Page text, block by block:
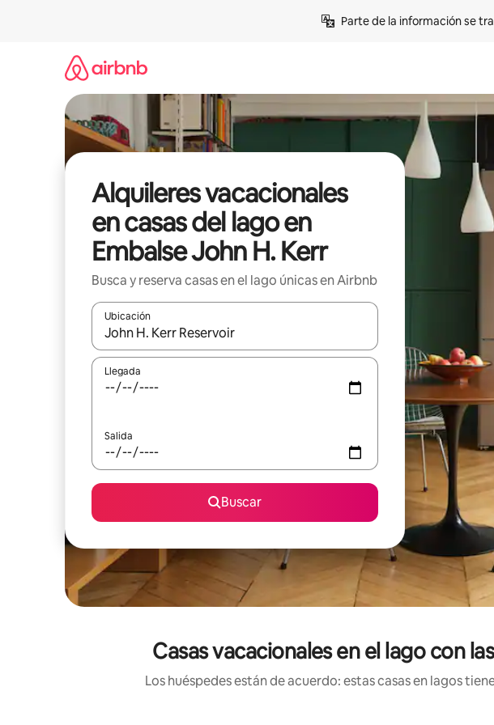
Parte de la información se
Alquileres vacacionales
en casas del lago en
Embalse John H. Kerr
Busca y reserva casas en el lago únicas en Airbnb
Ubicación
Cuando los resultados estén disponibles, navega con las teclas de flecha
Llegada
Salida
Buscar
Casas vacacionales en el lago con
Los huéspedes están de acuerdo: estas casas en lagos